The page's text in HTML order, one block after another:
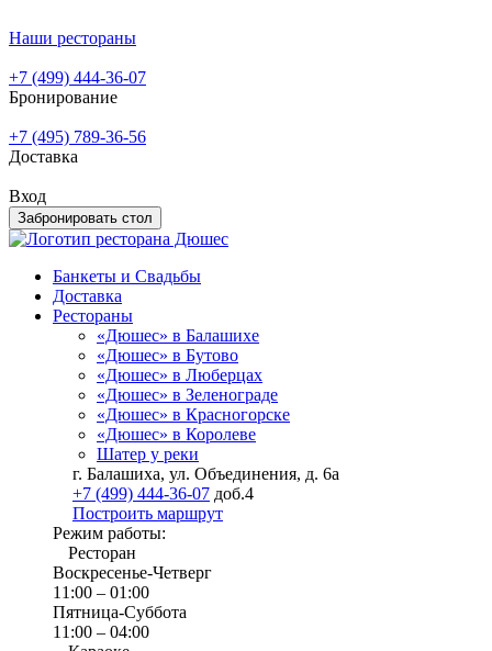
Наши рестораны
+7 (499) 444-36-07
Бронирование
+7 (495) 789-36-56
Доставка
Вход
Забронировать стол
Банкеты и Свадьбы
Доставка
Рестораны
«Дюшес» в Балашихе
«Дюшес» в Бутово
«Дюшес» в Люберцах
«Дюшес» в Зеленограде
«Дюшес» в Красногорске
«Дюшес» в Королеве
Шатер у реки
г. Балашиха, ул. Объединения, д. 6а
+7 (499) 444-36-07 доб.4
Построить маршрут
Режим работы:
Ресторан
Воскресенье-Четверг
11:00 – 01:00
Пятница-Суббота
11:00 – 04:00